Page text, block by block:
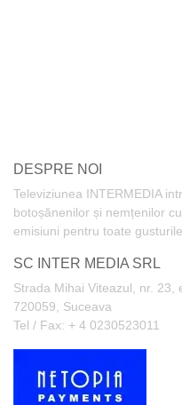
DESPRE NOI
Televiziunea INTERMEDIA
botoșănenilor și nemțenilor
emisiuni pentru toate gusturile.
SC INTER MEDIA SRL
Strada Mihai Viteazul, nr. 23,
720059, Suceava
Tel / Fax: + 4 0230523011